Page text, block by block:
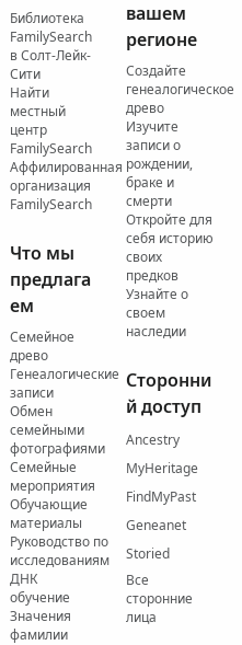
Библиотека
FamilySearch
в Солт-Лейк-
Сити
Найти
местный
центр
FamilySearch
Аффилированная
организация
FamilySearch
Что мы
предлага
ем
Семейное
древо
Генеалогические
записи
Обмен
семейными
фотографиями
Семейные
мероприятия
Обучающие
материалы
Руководство по
исследованиям
ДНК
обучение
Значения
фамилии
вашем
регионе
Создайте
генеалогическое
древо
Изучите
записи о
рождении,
браке и
смерти
Откройте для
себя историю
своих
предков
Узнайте о
своем
наследии
Сторонни
й доступ
Ancestry
MyHeritage
FindMyPast
Geneanet
Storied
Все
сторонние
лица